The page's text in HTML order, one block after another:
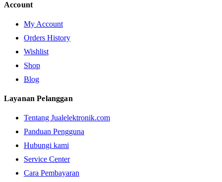
Account
My Account
Orders History
Wishlist
Shop
Blog
Layanan Pelanggan
Tentang Jualelektronik.com
Panduan Pengguna
Hubungi kami
Service Center
Cara Pembayaran